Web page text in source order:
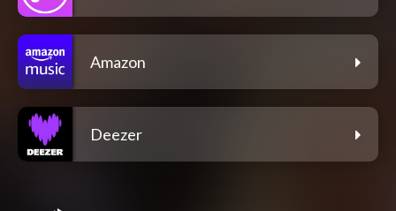
Amazon
Deezer